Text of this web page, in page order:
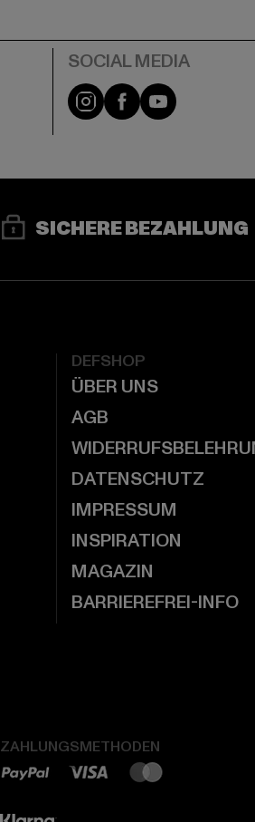
Instagram
FacebookYouTube
SICHERE BEZAHLUNG
DEFSHOP
ÜBER UNS
AGB
DATENSCHUTZ
IMPRESSUM
INSPIRATION
MAGAZIN
BARRIEREFREI-INFO
ZAHLUNGSMETHODEN